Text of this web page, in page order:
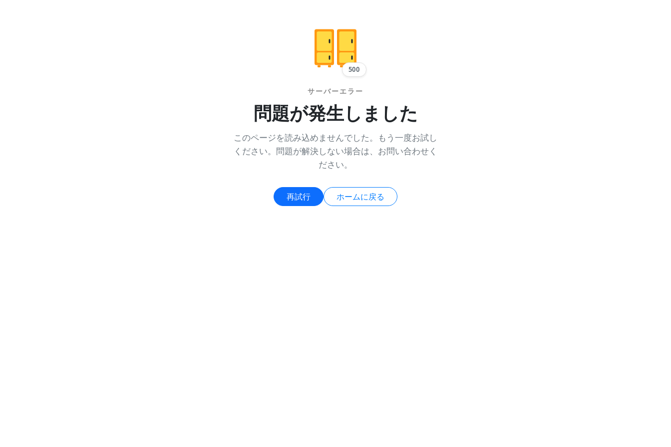
500
サーバーエラー
問題が発生しました
このページを読み込めませんでした。もう一度お試し
ください。問題が解決しない場合は、お問い合わせく
ださい。
再試行 ホームに戻る